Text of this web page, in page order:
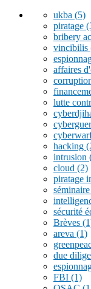
ukba (5)
piratage
bribery
vincibilis
affaires
lutte
hacking
intrusion
cloud (2)
piratage
séminaire
sécurité
Brèves
areva (1)
due
FBI (1)